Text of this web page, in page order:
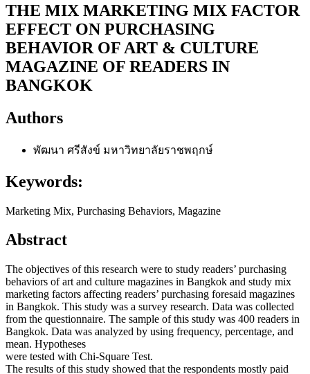
THE MIX MARKETING MIX FACTOR
EFFECT ON PURCHASING
BEHAVIOR OF ART & CULTURE
MAGAZINE OF READERS IN
BANGKOK
Authors
พัฒนา ศรีสังข์ มหาวิทยาลัยราชพฤกษ์
Keywords:
Marketing Mix, Purchasing Behaviors, Magazine
Abstract
The objectives of this research were to study readers’ purchasing
behaviors of art and culture magazines in Bangkok and study mix
marketing factors affecting readers’ purchasing foresaid magazines
in Bangkok. This study was a survey research. Data was collected
from the questionnaire. The sample of this study was 400 readers in
Bangkok. Data was analyzed by using frequency, percentage, and
mean. Hypotheses
were tested with Chi-Square Test.
The results of this study showed that the respondents mostly paid